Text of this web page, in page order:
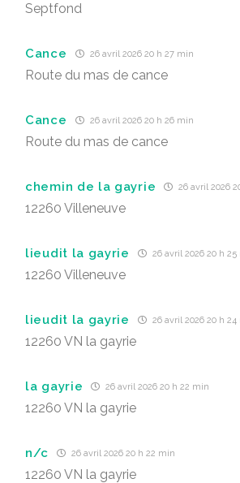
Septfond
Cance 26 avril 2026 20 h 27 min
Route du mas de cance
Cance 26 avril 2026 20 h 26 min
Route du mas de cance
chemin de la gayrie 26 avril 2026
12260 Villeneuve
lieudit la gayrie 26 avril 2026 20 h 25
12260 Villeneuve
lieudit la gayrie 26 avril 2026 20 h 24
12260 VN la gayrie
la gayrie 26 avril 2026 20 h 22 min
12260 VN la gayrie
n/c 26 avril 2026 20 h 22 min
12260 VN la gayrie